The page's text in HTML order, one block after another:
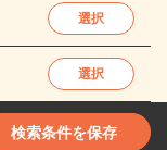
選択
選択
検索条件を保存